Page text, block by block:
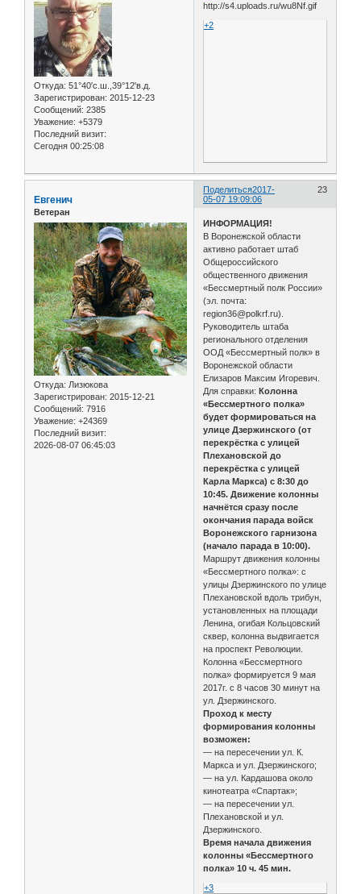
Откуда: 51°40′с.ш.,39°12'в.д.
Зарегистрирован: 2015-12-23
Сообщений: 2385
Уважение: +5379
Последний визит:
Сегодня 00:25:08
+2
Поделиться 23
2017-
05-07 19:09:06
Евгенич
Ветеран
Откуда: Лизюкова
Зарегистрирован: 2015-12-21
Сообщений: 7916
Уважение: +24369
Последний визит:
2026-08-07 06:45:03
ИНФОРМАЦИЯ!
В Воронежской области
активно работает штаб
Общероссийского
общественного движения
«Бессмертный полк России»
(эл. почта:
region36@polkrf.ru).
Руководитель штаба
регионального отделения
ООД «Бессмертный полк» в
Воронежской области
Елизаров Максим Игоревич.
Для справки: Колонна
«Бессмертного полка»
будет формироваться на
улице Дзержинского (от
перекрёстка с улицей
Плехановской до
перекрёстка с улицей
Карла Маркса) с 8:30 до
10:45. Движение колонны
начнётся сразу после
окончания парада войск
Воронежского гарнизона
(начало парада в 10:00).
Маршрут движения колонны
«Бессмертного полка»: с
улицы Дзержинского по улице
Плехановской вдоль трибун,
установленных на площади
Ленина, огибая Кольцовский
сквер, колонна выдвигается
на проспект Революции.
Колонна «Бессмертного
полка» формируется 9 мая
2017г. с 8 часов 30 минут на
ул. Дзержинского.
Проход к месту
формирования колонны
возможен:
— на пересечении ул. К.
Маркса и ул. Дзержинского;
— на ул. Кардашова около
кинотеатра «Спартак»;
— на пересечении ул.
Плехановской и ул.
Дзержинского.
Время начала движения
колонны «Бессмертного
полка» 10 ч. 45 мин.
+3